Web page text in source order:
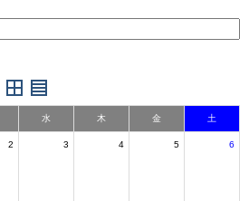
水 木 金 土
2 3 4 5 6